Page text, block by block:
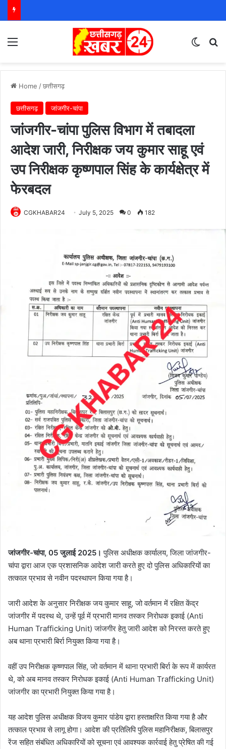
Home /छत्तीसगढ़
छत्तीसगढ़ जांजगीर-चांपा
जांजगीर-चांपा पुलिस विभाग में तबादला
आदेश जारी, निरीक्षक जय कुमार साहू एवं
उप निरीक्षक कृष्णपाल सिंह के कार्यक्षेत्र में
फेरबदल
CGKHABAR24 July 5, 2025 0 182
जांजगीर-चांपा, 05 जुलाई 2025।पुलिस अधीक्षक कार्यालय, जिला जांजगीर-
चांपा द्वारा आज एक प्रशासनिक आदेश जारी करते हुए दो पुलिस अधिकारियों का
तत्काल प्रभाव से नवीन पदस्थापन किया गया है।
जारी आदेश के अनुसार निरीक्षक जय कुमार साहू, जो वर्तमान में रक्षित केंद्र
जांजगीर में पदस्थ थे, उन्हें पूर्व में प्रभारी मानव तस्कर निरोधक इकाई (Anti
Human Trafficking Unit) जांजगीर हेतु जारी आदेश को निरस्त करते हुए
अब थाना प्रभारी बिर्रा नियुक्त किया गया है।
वहीं उप निरीक्षक कृष्णपाल सिंह, जो वर्तमान में थाना प्रभारी बिर्रा के रूप में कार्यरत
थे, को अब मानव तस्कर निरोधक इकाई (Anti Human Trafficking Unit)
जांजगीर का प्रभारी नियुक्त किया गया है।
यह आदेश पुलिस अधीक्षक विजय कुमार पांडेय द्वारा हस्ताक्षरित किया गया है और
तत्काल प्रभाव से लागू होगा। आदेश की प्रतिलिपि पुलिस महानिरीक्षक, बिलासपुर
रेंज सहित संबंधित अधिकारियों को सूचना एवं आवश्यक कार्रवाई हेतु प्रेषित की गई